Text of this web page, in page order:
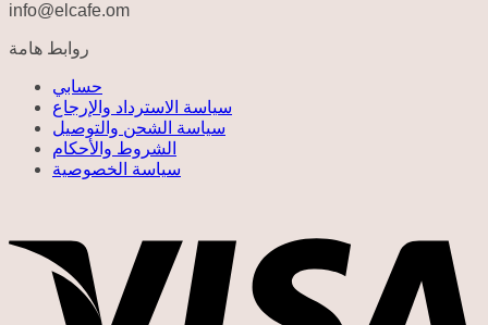
info@elcafe.om
روابط هامة
حسابي
سياسة الاسترداد والإرجاع
سياسة الشحن والتوصيل
الشروط والأحكام
سياسة الخصوصية